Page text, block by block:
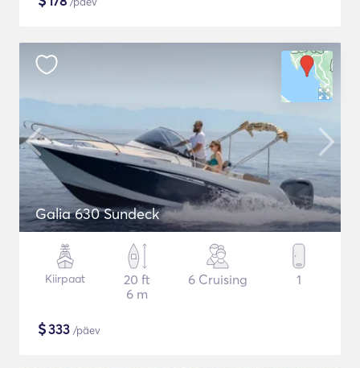
Galia 630 Sundeck
Kiirpaat
20 ft
6 m
6 Cruising 1
$333 /päev